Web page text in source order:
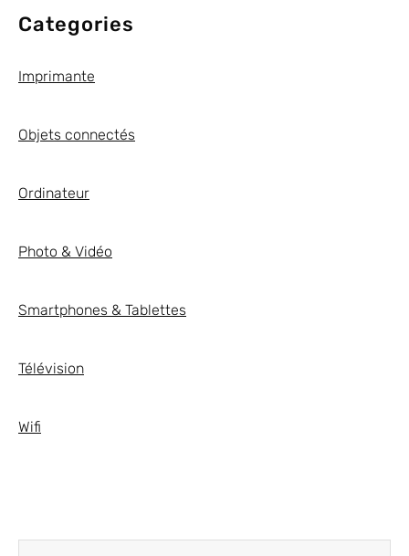
Categories
Imprimante
Objets connectés
Ordinateur
Photo & Vidéo
Smartphones & Tablettes
Télévision
Wifi